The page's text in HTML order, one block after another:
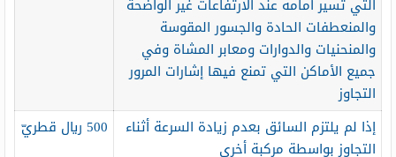
التي تسير أمامه عند الارتفاعات غير الواضحة
والمنعطفات الحادة والجسور المقوسة
والمنحنيات والدوارات ومعابر المشاة وفي
جميع الأماكن التي تمنع فيها إشارات المرور
التجاوز
إذا لم يلتزم السائق بعدم زيادة السرعة أثناء
التجاوز بواسطة مركبة أخرى
500 ريال قطريّ